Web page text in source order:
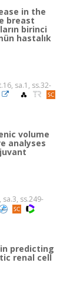
in the
breast
birinci
hastalık
sa.1, ss.32-
volume
analyses
sa.3, ss.249-
predicting
renal cell